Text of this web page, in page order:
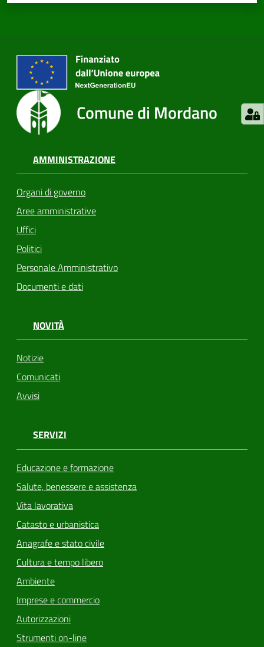
Comune di Mordano
AMMINISTRAZIONE
Organi di governo
Aree amministrative
Uffici
Politici
Personale Amministrativo
Documenti e dati
NOVITÀ
Notizie
Comunicati
Avvisi
SERVIZI
Educazione e formazione
Salute, benessere e assistenza
Vita lavorativa
Catasto e urbanistica
Anagrafe e stato civile
Cultura e tempo libero
Ambiente
Imprese e commercio
Autorizzazioni
Strumenti on-line